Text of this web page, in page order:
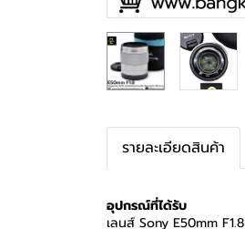
รายละเอียดสินค้า
อุปกรณ์ที่ได้รับ
เลนส์ Sony E50mm F1.8